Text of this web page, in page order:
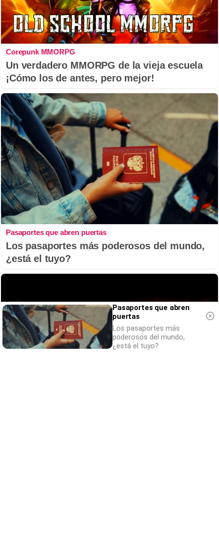
Corepunk MMORPG
Un verdadero MMORPG de la vieja escuela
¡Cómo los de antes, pero mejor!
Pasaportes que abren puertas
Los pasaportes más poderosos del mundo,
¿está el tuyo?
Pasaportes que abren
puertas
Los pasaportes más
poderosos del mundo,
¿está el tuyo?